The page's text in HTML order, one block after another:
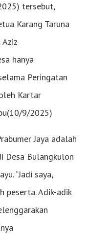
tersebut,
Karang Taruna
hanya
Peringatan
Kartar
9/2025)
Jaya adalah
Desa Bulangkulon
“Jadi saya,
peserta. Adik-adik